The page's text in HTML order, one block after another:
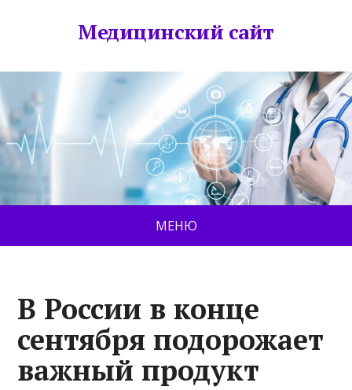
Медицинский сайт
МЕНЮ
В России в конце
сентября подорожает
важный продукт